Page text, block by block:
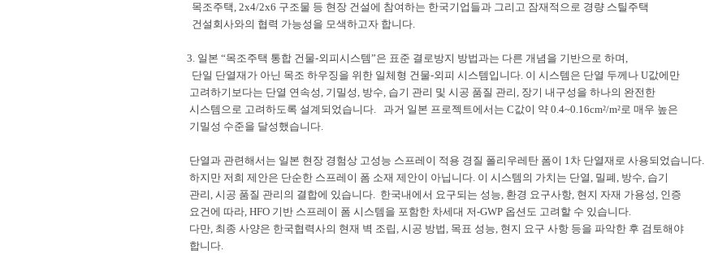
목조주택, 2x4/2x6 구조물 등 현장 건설에 참여하는 한국기업들과 그리고 잠재적으로 경량 스틸주택
건설회사와의 협력 가능성을 모색하고자 합니다.
3. 일본 “목조주택 통합 건물-외피시스템”은 표준 결로방지 방법과는 다른 개념을 기반으로 하며,
단일 단열재가 아닌 목조 하우징을 위한 일체형 건물-외피 시스템입니다. 이 시스템은 단열 두께나 U값에만
고려하기보다는 단열 연속성, 기밀성, 방수, 습기 관리 및 시공 품질 관리, 장기 내구성을 하나의 완전한
시스템으로 고려하도록 설계되었습니다. 과거 일본 프로젝트에서는 C값이 약 0.4~0.16cm²/m²로 매우 높은
기밀성 수준을 달성했습니다.
단열과 관련해서는 일본 현장 경험상 고성능 스프레이 적용 경질 폴리우레탄 폼이 1차 단열재로 사용되었습니다.
하지만 저희 제안은 단순한 스프레이 폼 소재 제안이 아닙니다. 이 시스템의 가치는 단열, 밀폐, 방수, 습기
관리, 시공 품질 관리의 결합에 있습니다. 한국내에서 요구되는 성능, 환경 요구사항, 현지 자재 가용성, 인증
요건에 따라, HFO 기반 스프레이 폼 시스템을 포함한 차세대 저-GWP 옵션도 고려할 수 있습니다.
다만, 최종 사양은 한국협력사의 현재 벽 조립, 시공 방법, 목표 성능, 현지 요구 사항 등을 파악한 후 검토해야
합니다.